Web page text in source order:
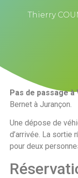
Thierry
Pas de passage à
Bernet à Jurançon.
Une dépose de
d’arrivée. La sortie
pour deux